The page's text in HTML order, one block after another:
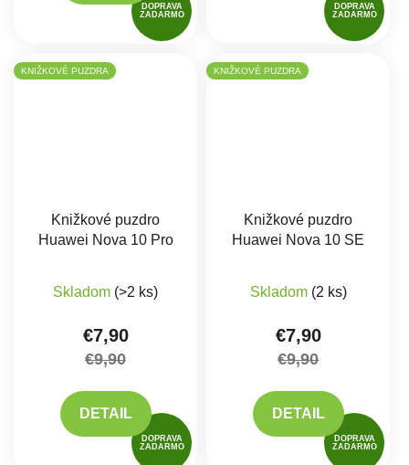
DOPRAVA
ZADARMO
DOPRAVA
ZADARMO
KNIŽKOVÉ PUZDRA
DOPRAVA
ZADARMO
Knižkové puzdro
Huawei Nova 10 Pro
Skladom (>2 ks)
€7,90
€9,90
DETAIL
KNIŽKOVÉ PUZDRA
DOPRAVA
ZADARMO
Knižkové puzdro
Huawei Nova 10 SE
Skladom (2 ks)
€7,90
€9,90
DETAIL